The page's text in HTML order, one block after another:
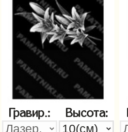
Гравир.: Высота: